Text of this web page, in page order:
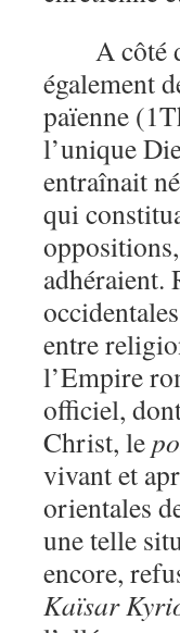
A côté
également
païenne
l’unique
entraînait
qui
adhéraient.
entre
l’Empire
officiel,
Christ, le
vivant et
orientales
une telle
encore,
Kaïsar